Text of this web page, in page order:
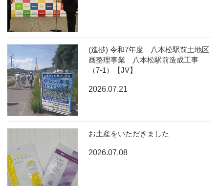
(進捗) 令和7年度 八本松駅前土地区
画整理事業 八本松駅前造成工事
（7-1）【JV】
2026.07.21
お土産をいただきました
2026.07.08